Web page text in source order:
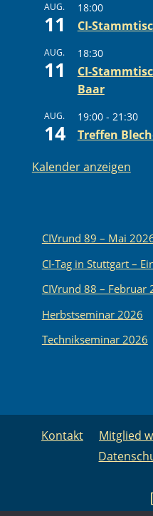
AUG.
11
18:00
CI-
AUG.
11
18:30
CI-
Baar
AUG.
14
19:00- 21:30
Treffen
Kalender anzeigen
CIVrund 89 – Mai
CI-Tag in Stuttgart –
CIVrund 88 – Februar
Herbstseminar 2026
Technikseminar 2026
Kontakt Mitglied